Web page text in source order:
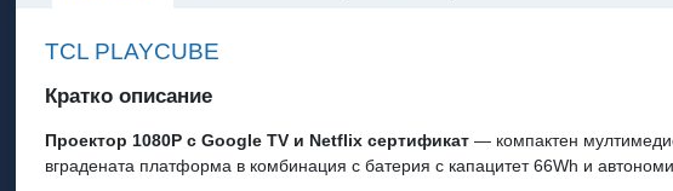
TCL PLAYCUBE
Кратко описание
Проектор 1080P с Google TV и Netflix сертификат — компактен
вградената платформа в комбинация с батерия с капацитет 66Wh и